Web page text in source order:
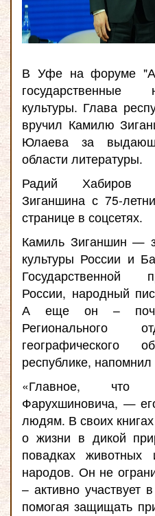
В Уфе на форуме
культуры. Глава
вручил Камилю
Юлаева за
области литературы.
Радий Хабиров
Зиганшина с 75-
странице в соцсетях.
Камиль Зиганшин —
культуры России и
Государственной
России, народный
А еще он –
Регионального
республике,
«Главное, что
Фарухшиновича, —
людям. В своих
о жизни в дикой
повадках животных
народов. Он не
– активно участвует
помогая защищать